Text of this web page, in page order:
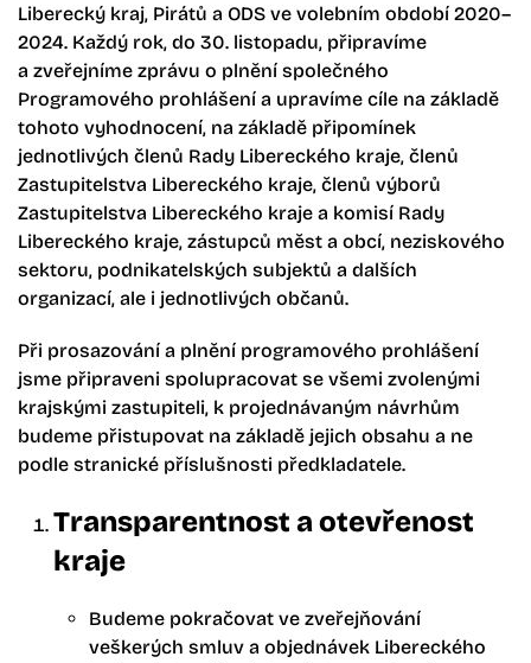
Liberecký kraj, Pirátů a ODS ve volebním období 2020–
2024. Každý rok, do 30. listopadu, připravíme
a zveřejníme zprávu o plnění společného
Programového prohlášení a upravíme cíle na základě
tohoto vyhodnocení, na základě připomínek
jednotlivých členů Rady Libereckého kraje, členů
Zastupitelstva Libereckého kraje, členů výborů
Zastupitelstva Libereckého kraje a komisí Rady
Libereckého kraje, zástupců měst a obcí, neziskového
sektoru, podnikatelských subjektů a dalších
organizací, ale i jednotlivých občanů.
Při prosazování a plnění programového prohlášení
jsme připraveni spolupracovat se všemi zvolenými
krajskými zastupiteli, k projednávaným návrhům
budeme přistupovat na základě jejich obsahu a ne
podle stranické příslušnosti předkladatele.
Transparentnost a otevřenost
kraje
Budeme pokračovat ve zveřejňování
veškerých smluv a objednávek Libereckého